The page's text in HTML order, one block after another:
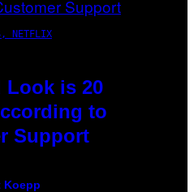
NETFLIX
Look is 20
to
Support
Koepp